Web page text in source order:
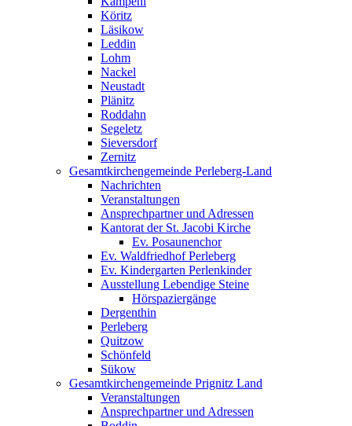
Köritz
Läsikow
Leddin
Lohm
Nackel
Neustadt
Plänitz
Roddahn
Segeletz
Sieversdorf
Zernitz
Gesamtkirchengemeinde Perleberg-Land
Nachrichten
Veranstaltungen
Ansprechpartner und Adressen
Kantorat der St. Jacobi Kirche
Ev. Posaunenchor
Ev. Waldfriedhof Perleberg
Ev. Kindergarten Perlenkinder
Ausstellung Lebendige Steine
Hörspaziergänge
Dergenthin
Perleberg
Quitzow
Schönfeld
Sükow
Gesamtkirchengemeinde Prignitz Land
Veranstaltungen
Ansprechpartner und Adressen